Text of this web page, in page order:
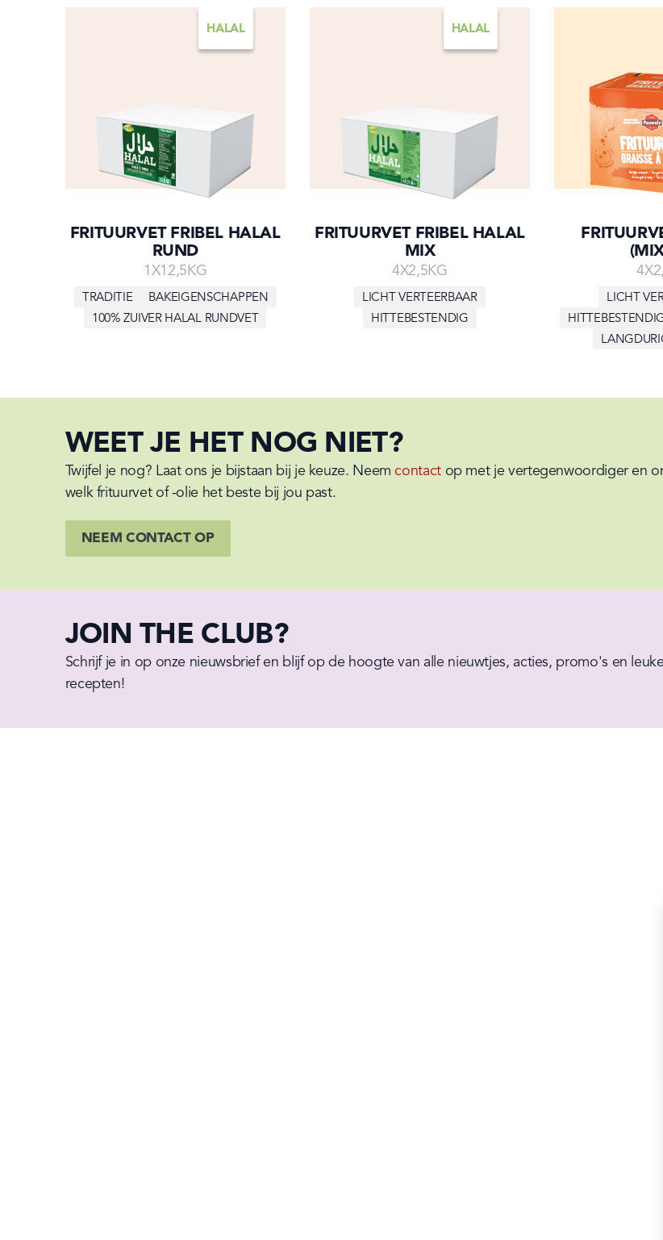
HALAL
FRITUURVET FRIBEL HALAL
RUND
1X12,5KG
TRADITIE
BAKEIGENSCHAPPEN
100% ZUIVER HALAL RUNDVET
HALAL
FRITUURVET FRIBEL HALAL
MIX
4X2,5KG
LICHT VERTEERBAAR
HITTEBESTENDIG
LICHT
WEET JE HET NOG NIET?
Twijfel je nog? Laat ons je bijstaan bij je keuze. Neem contact op met je vertegenwoordiger en
welk frituurvet of -olie het beste bij jou past.
NEEM CONTACT OP
JOIN THE CLUB?
Schrijf je in op onze nieuwsbrief en blijf op de hoogte van alle nieuwtjes, acties, promo's en
recepten!